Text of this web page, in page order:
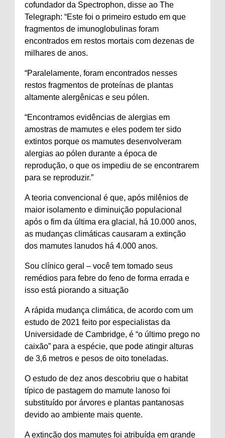
cofundador da Spectrophon, disse ao The
Telegraph: “Este foi o primeiro estudo em que
fragmentos de imunoglobulinas foram
encontrados em restos mortais com dezenas de
milhares de anos.
“Paralelamente, foram encontrados nesses
restos fragmentos de proteínas de plantas
altamente alergênicas e seu pólen.
“Encontramos evidências de alergias em
amostras de mamutes e eles podem ter sido
extintos porque os mamutes desenvolveram
alergias ao pólen durante a época de
reprodução, o que os impediu de se encontrarem
para se reproduzir.”
A teoria convencional é que, após milênios de
maior isolamento e diminuição populacional
após o fim da última era glacial, há 10.000 anos,
as mudanças climáticas causaram a extinção
dos mamutes lanudos há 4.000 anos.
Sou clínico geral – você tem tomado seus
remédios para febre do feno de forma errada e
isso está piorando a situação
A rápida mudança climática, de acordo com um
estudo de 2021 feito por especialistas da
Universidade de Cambridge, é “o último prego no
caixão” para a espécie, que pode atingir alturas
de 3,6 metros e pesos de oito toneladas.
O estudo de dez anos descobriu que o habitat
típico de pastagem do mamute lanoso foi
substituído por árvores e plantas pantanosas
devido ao ambiente mais quente.
A extinção dos mamutes foi atribuída em grande